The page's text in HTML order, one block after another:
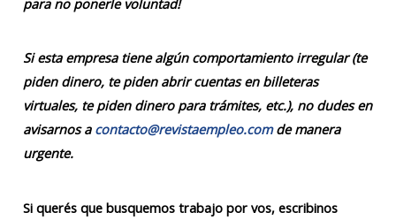
Si esta empresa tiene algún comportamiento irregular (te
piden dinero, te piden abrir cuentas en billeteras
virtuales, te piden dinero para trámites, etc.), no dudes en
avisarnos a contacto@revistaempleo.comde manera
urgente.
Si querés que busquemos trabajo por vos, escribinos